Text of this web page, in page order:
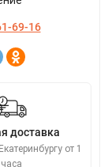
69-16
доставка
от 1
часа